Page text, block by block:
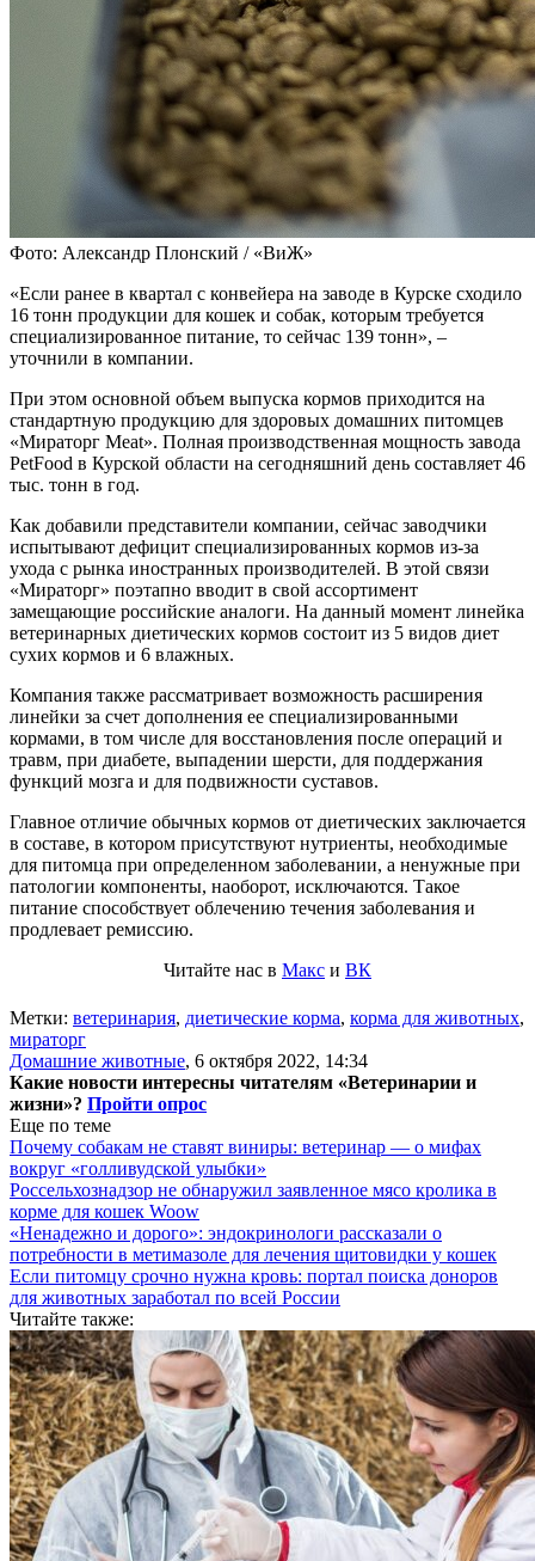
Фото: Александр Плонский / «ВиЖ»
«Если ранее в квартал с конвейера на заводе в Курске сходило
16 тонн продукции для кошек и собак, которым требуется
специализированное питание, то сейчас 139 тонн», –
уточнили в компании.
При этом основной объем выпуска кормов приходится на
стандартную продукцию для здоровых домашних питомцев
«Мираторг Meat». Полная производственная мощность завода
PetFood в Курской области на сегодняшний день составляет 46
тыс. тонн в год.
Как добавили представители компании, сейчас заводчики
испытывают дефицит специализированных кормов из-за
ухода с рынка иностранных производителей. В этой связи
«Мираторг» поэтапно вводит в свой ассортимент
замещающие российские аналоги. На данный момент линейка
ветеринарных диетических кормов состоит из 5 видов диет
сухих кормов и 6 влажных.
Компания также рассматривает возможность расширения
линейки за счет дополнения ее специализированными
кормами, в том числе для восстановления после операций и
травм, при диабете, выпадении шерсти, для поддержания
функций мозга и для подвижности суставов.
Главное отличие обычных кормов от диетических заключается
в составе, в котором присутствуют нутриенты, необходимые
для питомца при определенном заболевании, а ненужные при
патологии компоненты, наоборот, исключаются. Такое
питание способствует облечению течения заболевания и
продлевает ремиссию.
Читайте нас в Макс и ВК
Метки: ветеринария, диетические корма, корма для животных,
мираторг
Домашние животные, 6 октября 2022, 14:34
Какие новости интересны читателям «Ветеринарии и
жизни»? Пройти опрос
Еще по теме
Почему собакам не ставят виниры: ветеринар — о мифах
вокруг «голливудской улыбки»
Россельхознадзор не обнаружил заявленное мясо кролика в
корме для кошек Woow
«Ненадежно и дорого»: эндокринологи рассказали о
потребности в метимазоле для лечения щитовидки у кошек
Если питомцу срочно нужна кровь: портал поиска доноров
для животных заработал по всей России
Читайте также: